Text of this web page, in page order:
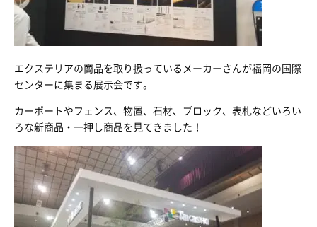
エクステリアの商品を取り扱っているメーカーさんが福岡の国際
センターに集まる展示会です。
カーポートやフェンス、物置、石材、ブロック、表札などいろい
ろな新商品・一押し商品を見てきました！